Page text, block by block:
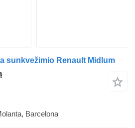
sunkvežimio Renault Midlum
Barcelona